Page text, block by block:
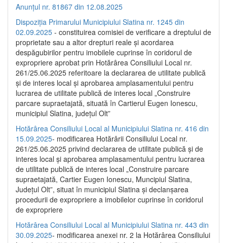
Anunțul nr. 81867 din 12.08.2025
Dispoziția Primarului Municipiului Slatina nr. 1245 din
02.09.2025 - constituirea comisiei de verificare a dreptului de
proprietate sau a altor drepturi reale și acordarea
despăgubirilor pentru imobilele cuprinse în coridorul de
expropriere aprobat prin Hotărârea Consiliului Local nr.
261/25.06.2025 referitoare la declararea de utilitate publică
și de interes local și aprobarea amplasamentului pentru
lucrarea de utilitate publică de interes local „Construire
parcare supraetajată, situată în Cartierul Eugen Ionescu,
municipiul Slatina, județul Olt”
Hotărârea Consiliului Local al Municipiului Slatina nr. 416 din
15.09.2025- modificarea Hotărârii Consiliului Local nr.
261/25.06.2025 privind declararea de utilitate publică și de
interes local și aprobarea amplasamentului pentru lucrarea
de utilitate publică de interes local „Construire parcare
supraetajată, Cartier Eugen Ionescu, Muncipiul Slatina,
Județul Olt”, situat în municipiul Slatina și declanșarea
procedurii de expropriere a imobilelor cuprinse în coridorul
de expropriere
Hotărârea Consiliului Local al Municipiului Slatina nr. 443 din
30.09.2025- modificarea anexei nr. 2 la Hotărârea Consiliului